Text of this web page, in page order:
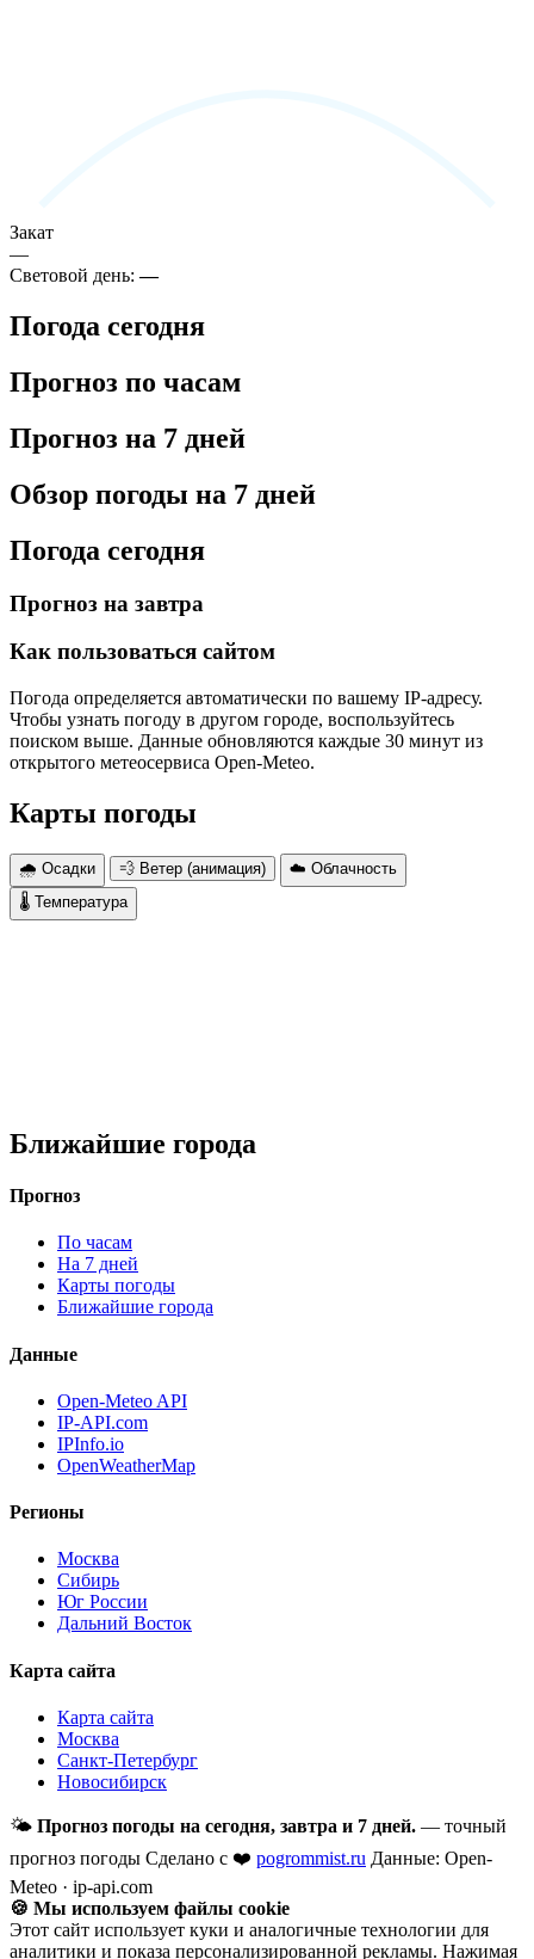
Закат
—
Световой день:—
Погода сегодня
Прогноз по часам
Прогноз на 7 дней
Обзор погоды на 7 дней
Погода сегодня
Прогноз на завтра
Как пользоваться сайтом
Погода определяется автоматически по вашему IP-адресу.
Чтобы узнать погоду в другом городе, воспользуйтесь
поиском выше. Данные обновляются каждые 30 минут из
открытого метеосервиса Open-Meteo.
Карты погоды
🌧 Осадки 💨 Ветер (анимация)
☁️ Облачность
🌡 Температура
Ближайшие города
Прогноз
По часам
На 7 дней
Карты погоды
Ближайшие города
Данные
Open-Meteo API
IP-API.com
IPInfo.io
OpenWeatherMap
Регионы
Москва
Сибирь
Юг России
Дальний Восток
Карта сайта
Карта сайта
Москва
Санкт-Петербург
Новосибирск
🌤 Прогноз погоды на сегодня, завтра и 7 дней. — точный
прогноз погоды Сделано с ❤️ pogrommist.ru Данные: Open-
Meteo · ip-api.com
🍪 Мы используем файлы cookie
Этот сайт использует куки и аналогичные технологии для
аналитики и показа персонализированной рекламы. Нажимая